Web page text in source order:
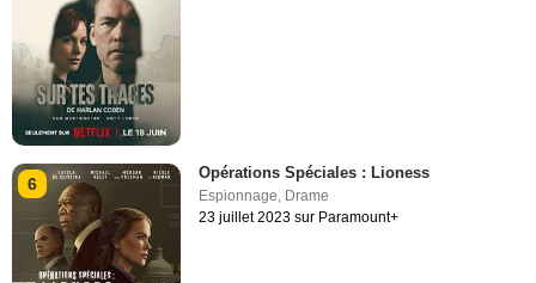
6
Opérations Spéciales : Lioness
Espionnage Drame
23 juillet 2023 sur Paramount+